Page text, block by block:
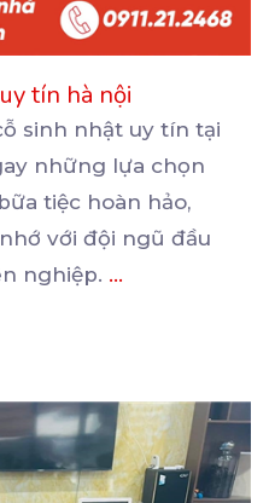
tín hà nội
sinh nhật uy tín tại
những lựa chọn
tiệc hoàn hảo,
với đội ngũ đầu
nghiệp. ...